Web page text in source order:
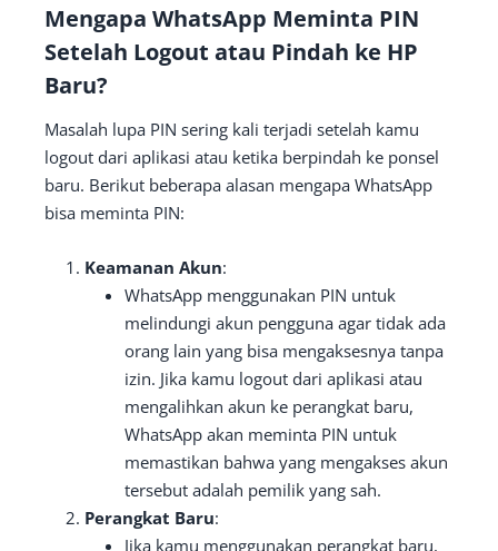
Mengapa WhatsApp Meminta PIN
Setelah Logout atau Pindah ke HP
Baru?
Masalah lupa PIN sering kali terjadi setelah kamu
logout dari aplikasi atau ketika berpindah ke ponsel
baru. Berikut beberapa alasan mengapa WhatsApp
bisa meminta PIN:
Keamanan Akun:
WhatsApp menggunakan PIN untuk
melindungi akun pengguna agar tidak ada
orang lain yang bisa mengaksesnya tanpa
izin. Jika kamu logout dari aplikasi atau
mengalihkan akun ke perangkat baru,
WhatsApp akan meminta PIN untuk
memastikan bahwa yang mengakses akun
tersebut adalah pemilik yang sah.
Perangkat Baru:
Jika kamu menggunakan perangkat baru,